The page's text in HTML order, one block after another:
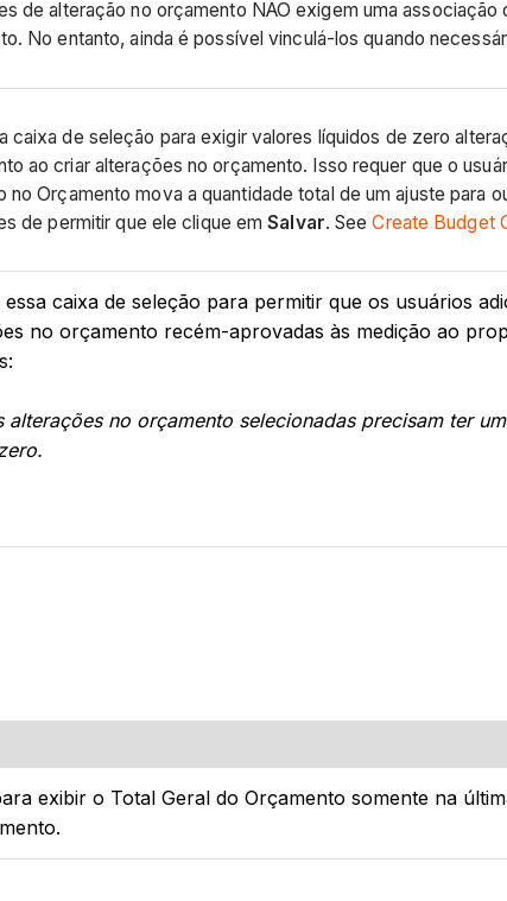
de alteração no orçamento NÃO exigem uma associação
No entanto, ainda é possível vinculá-los quando
caixa de seleção para exigir valores líquidos de zero
ao criar alterações no orçamento. Isso requer que o
no Orçamento mova a quantidade total de um ajuste para
de permitir que ele clique emSalvar. SeeCreate Budget
caixa de seleção para permitir que os usuários
no orçamento recém-aprovadas às medição ao
alterações no orçamento selecionadas precisam ter
exibir o Total Geral do Orçamento somente na